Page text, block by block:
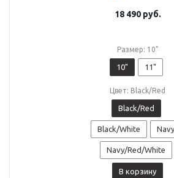
18 490руб.
Размер: 10"
10" 11"
Цвет: Black/Red
Black/Red
Black/White Navy
Navy/Red/White
В корзину